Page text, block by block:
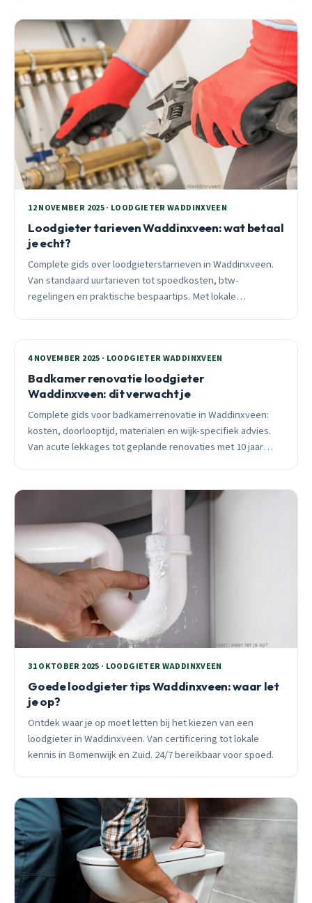
12 NOVEMBER 2025 · LOODGIETER WADDINXVEEN
Loodgieter tarieven Waddinxveen: wat betaal
je echt?
Complete gids over loodgieterstarrieven in Waddinxveen.
Van standaard uurtarieven tot spoedkosten, btw-
regelingen en praktische bespaartips. Met lokale
4 NOVEMBER 2025 · LOODGIETER WADDINXVEEN
Badkamer renovatie loodgieter
Waddinxveen: dit verwacht je
Complete gids voor badkamerrenovatie in Waddinxveen:
kosten, doorlooptijd, materialen en wijk-specifiek advies.
Van acute lekkages tot geplande renovaties met 10 jaar
31 OKTOBER 2025 · LOODGIETER WADDINXVEEN
Goede loodgieter tips Waddinxveen: waar let
je op?
Ontdek waar je op moet letten bij het kiezen van een
loodgieter in Waddinxveen. Van certificering tot lokale
kennis in Bomenwijk en Zuid. 24/7 bereikbaar voor spoed.